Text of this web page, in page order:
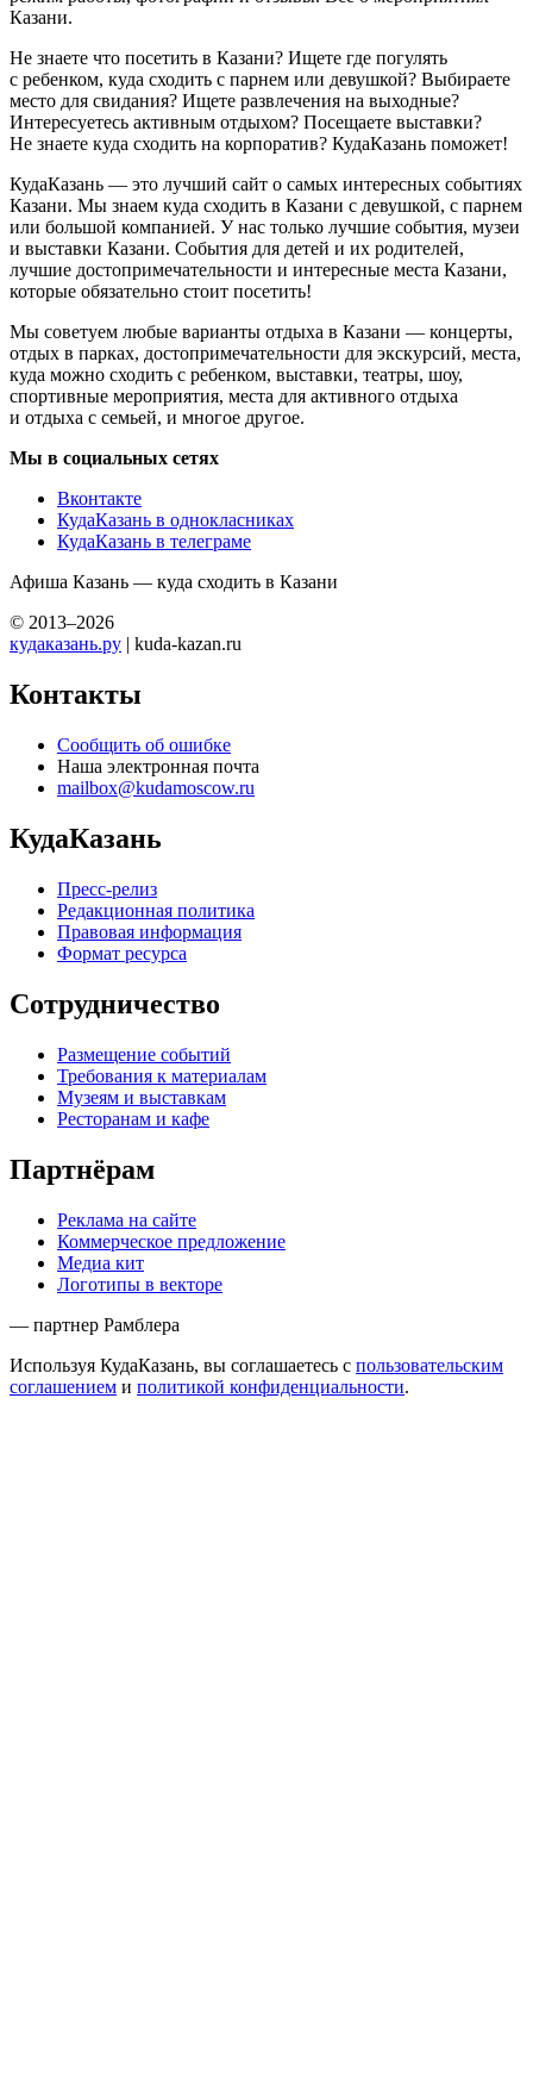
Казани.
Не знаете что посетить в Казани? Ищете где погулять
с ребенком, куда сходить с парнем или девушкой? Выбираете
место для свидания? Ищете развлечения на выходные?
Интересуетесь активным отдыхом? Посещаете выставки?
Не знаете куда сходить на корпоратив? КудаКазань поможет!
КудаКазань — это лучший сайт о самых интересных событиях
Казани. Мы знаем куда сходить в Казани с девушкой, с парнем
или большой компанией. У нас только лучшие события, музеи
и выставки Казани. События для детей и их родителей,
лучшие достопримечательности и интересные места Казани,
которые обязательно стоит посетить!
Мы советуем любые варианты отдыха в Казани — концерты,
отдых в парках, достопримечательности для экскурсий, места,
куда можно сходить с ребенком, выставки, театры, шоу,
спортивные мероприятия, места для активного отдыха
и отдыха с семьей, и многое другое.
Мы в социальных сетях
Вконтакте
КудаКазань в однокласниках
КудаКазань в телеграме
Афиша Казань — куда сходить в Казани
© 2013–2026
кудаказань.ру | kuda-kazan.ru
Контакты
Сообщить об ошибке
Наша электронная почта
mailbox@kudamoscow.ru
КудаКазань
Пресс-релиз
Редакционная политика
Правовая информация
Формат ресурса
Сотрудничество
Размещение событий
Требования к материалам
Музеям и выставкам
Ресторанам и кафе
Партнёрам
Реклама на сайте
Коммерческое предложение
Медиа кит
Логотипы в векторе
— партнер Рамблера
Используя КудаКазань, вы соглашаетесь с пользовательским
соглашением и политикой конфиденциальности.